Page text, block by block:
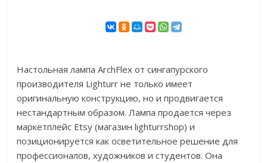
Настольная лампа ArchFlex от сингапурского
производителя Lighturr не только имеет
оригинальную конструкцию, но и продвигается
нестандартным образом. Лампа продается через
маркетплейс Etsy (магазин lighturrshop) и
позиционируется как осветительное решение для
профессионалов, художников и студентов. Она